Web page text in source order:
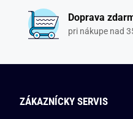
Doprava
pri nákupe nad
ZÁKAZNÍCKY SERVIS